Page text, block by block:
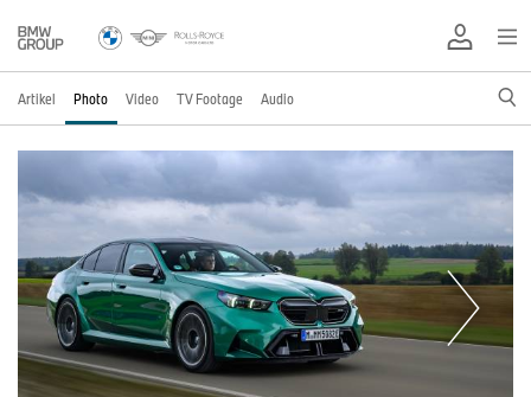
Artikel Photo Video TV Footage Audio